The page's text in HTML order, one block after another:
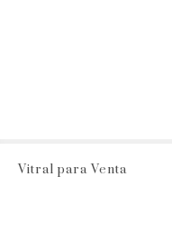
Vitral para Venta